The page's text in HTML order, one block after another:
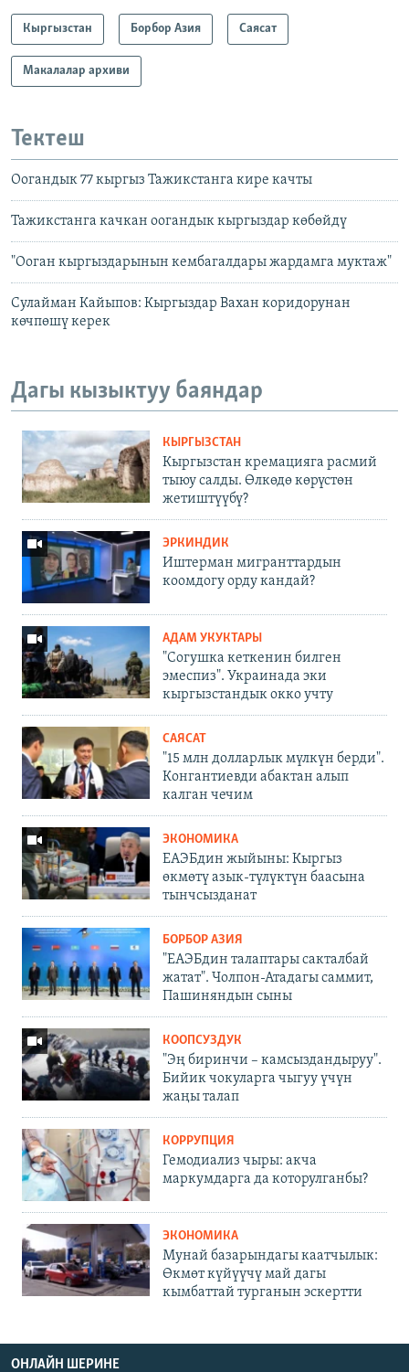
Кыргызстан Борбор Азия Саясат
Макалалар архиви
Тектеш
Оогандык 77 кыргыз Тажикстанга кире качты
Тажикстанга качкан оогандык кыргыздар көбөйдү
"Ооган кыргыздарынын кембагалдары жардамга муктаж"
Сулайман Кайыпов: Кыргыздар Вахан коридорунан
көчпөшү керек
Дагы кызыктуу баяндар
КЫРГЫЗСТАН
Кыргызстан кремацияга расмий
тыюу салды. Өлкөдө көрүстөн
жетиштүүбү?
ЭРКИНДИК
Иштерман мигранттардын
коомдогу орду кандай?
АДАМ УКУКТАРЫ
"Согушка кеткенин билген
эмеспиз". Украинада эки
кыргызстандык окко учту
САЯСАТ
"15 млн долларлык мүлкүн берди".
Конгантиевди абактан алып
калган чечим
ЭКОНОМИКА
ЕАЭБдин жыйыны: Кыргыз
өкмөтү азык-түлүктүн баасына
тынчсызданат
БОРБОР АЗИЯ
"ЕАЭБдин талаптары сакталбай
жатат". Чолпон-Атадагы саммит,
Пашиняндын сыны
КООПСУЗДУК
"Эң биринчи – камсыздандыруу".
Бийик чокуларга чыгуу үчүн
жаңы талап
КОРРУПЦИЯ
Гемодиализ чыры: акча
маркумдарга да которулганбы?
ЭКОНОМИКА
Мунай базарындагы каатчылык:
Өкмөт күйүүчү май дагы
кымбаттай турганын эскертти
ОНЛАЙН ШЕРИНЕ